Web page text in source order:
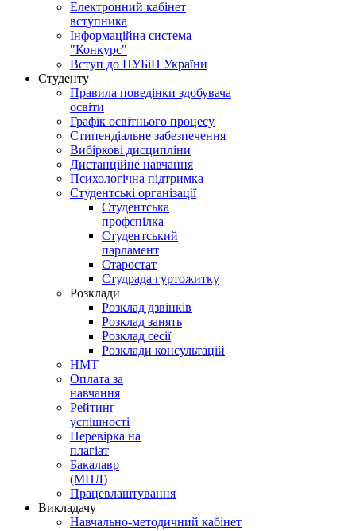
Електронний кабінет
вступника
Інформаційна система
"Конкурс"
Вступ до НУБіП України
Студенту
Правила поведінки здобувача
освіти
Графік освітнього процесу
Стипендіальне забезпечення
Вибіркові дисципліни
Дистанційне навчання
Психологічна підтримка
Студентські організації
Студентська
профспілка
Студентський
парламент
Старостат
Студрада гуртожитку
Розклади
Розклад дзвінків
Розклад занять
Розклад сесії
Розклади консультацій
НМТ
Оплата за
навчання
Рейтинг
успішності
Перевірка на
плагіат
Бакалавр
(МНЛ)
Працевлаштування
Викладачу
Навчально-методичний кабінет